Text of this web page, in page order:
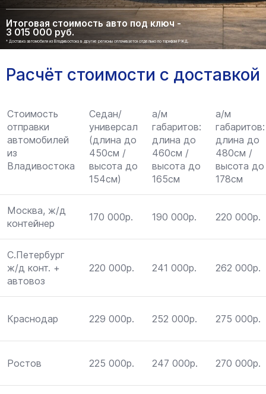
Итоговая стоимость авто под ключ -
3 015 000 руб.
* Доставка автомобиля из Владивостока в другие регионы оплачивается отдельно по тарифам РЖД.
Расчёт стоимости с доставкой
Стоимость
отправки
автомобилей
из
Владивостока
Седан/
универсал
(длина до
450см /
высота до
154см)
а/м
габаритов:
длина до
460см /
высота до
165см
а/м
габаритов:
длина до
480см /
высота до
178см
Москва, ж/д
контейнер
170 000р. 190 000р. 220 000р.
С.Петербург
ж/д конт. +
автовоз
220 000р. 241 000р. 262 000р.
Краснодар 229 000р. 252 000р. 275 000р.
Ростов 225 000р. 247 000р. 270 000р.